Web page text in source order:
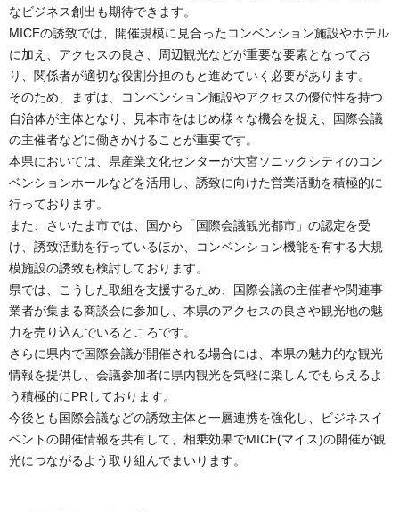
なビジネス創出も期待できます。
MICEの誘致では、開催規模に見合ったコンベンション施設やホテル
に加え、アクセスの良さ、周辺観光などが重要な要素となってお
り、関係者が適切な役割分担のもと進めていく必要があります。
そのため、まずは、コンベンション施設やアクセスの優位性を持つ
自治体が主体となり、見本市をはじめ様々な機会を捉え、国際会議
の主催者などに働きかけることが重要です。
本県においては、県産業文化センターが大宮ソニックシティのコン
ベンションホールなどを活用し、誘致に向けた営業活動を積極的に
行っております。
また、さいたま市では、国から「国際会議観光都市」の認定を受
け、誘致活動を行っているほか、コンベンション機能を有する大規
模施設の誘致も検討しております。
県では、こうした取組を支援するため、国際会議の主催者や関連事
業者が集まる商談会に参加し、本県のアクセスの良さや観光地の魅
力を売り込んでいるところです。
さらに県内で国際会議が開催される場合には、本県の魅力的な観光
情報を提供し、会議参加者に県内観光を気軽に楽しんでもらえるよ
う積極的にPRしております。
今後とも国際会議などの誘致主体と一層連携を強化し、ビジネスイ
ベントの開催情報を共有して、相乗効果でMICE(マイス)の開催が観
光につながるよう取り組んでまいります。